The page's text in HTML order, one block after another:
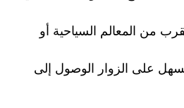
من المعالم السياحية أو
يسهل على الزوار الوصول إلى